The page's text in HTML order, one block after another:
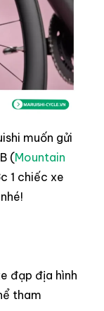
muốn gửi
(Mountain
1 chiếc xe
đạp địa hình
tham